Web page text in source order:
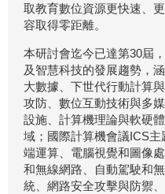
取教育數位資源更快速、
容取得零距離。
本研討會迄今已達第30屆
及智慧科技的發展趨勢，
大數據、下世代行動計算
攻防、數位互動技術與多
設施、計算機理論與軟硬
域；國際計算機會議ICS
端運算、電腦視覺和圖像
和無線網路、自動駕駛和
統、網路安全攻擊與防禦